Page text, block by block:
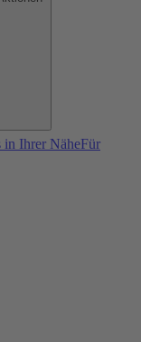
in Ihrer NäheFür